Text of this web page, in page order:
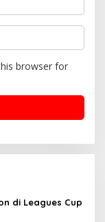
browser for
di Leagues Cup